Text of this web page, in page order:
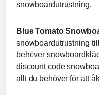
snowboardutrustning.
Blue Tomato
snowboardutrustning
behöver
discount code
allt du behöver för att